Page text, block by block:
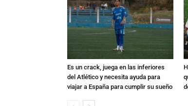
Es un crack, juega en las inferiores
del Atlético y necesita ayuda para
viajar a España para cumplir su sueño